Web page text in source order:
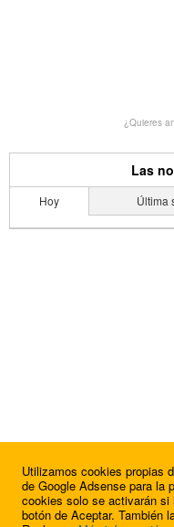
¿Quieres
Las
Hoy Última
Utilizamos cookies propias
de Google Adsense para la
cookies solo se activarán
botón de Aceptar. También